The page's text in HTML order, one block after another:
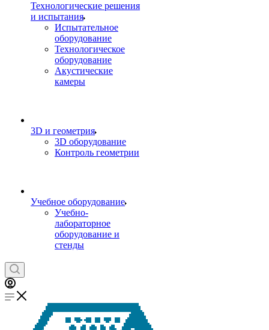
Технологические решения
и испытания
Испытательное
оборудование
Технологическое
оборудование
Акустические
камеры
3D и геометрия
3D оборудование
Контроль геометрии
Учебное оборудование
Учебно-
лабораторное
оборудование и
стенды